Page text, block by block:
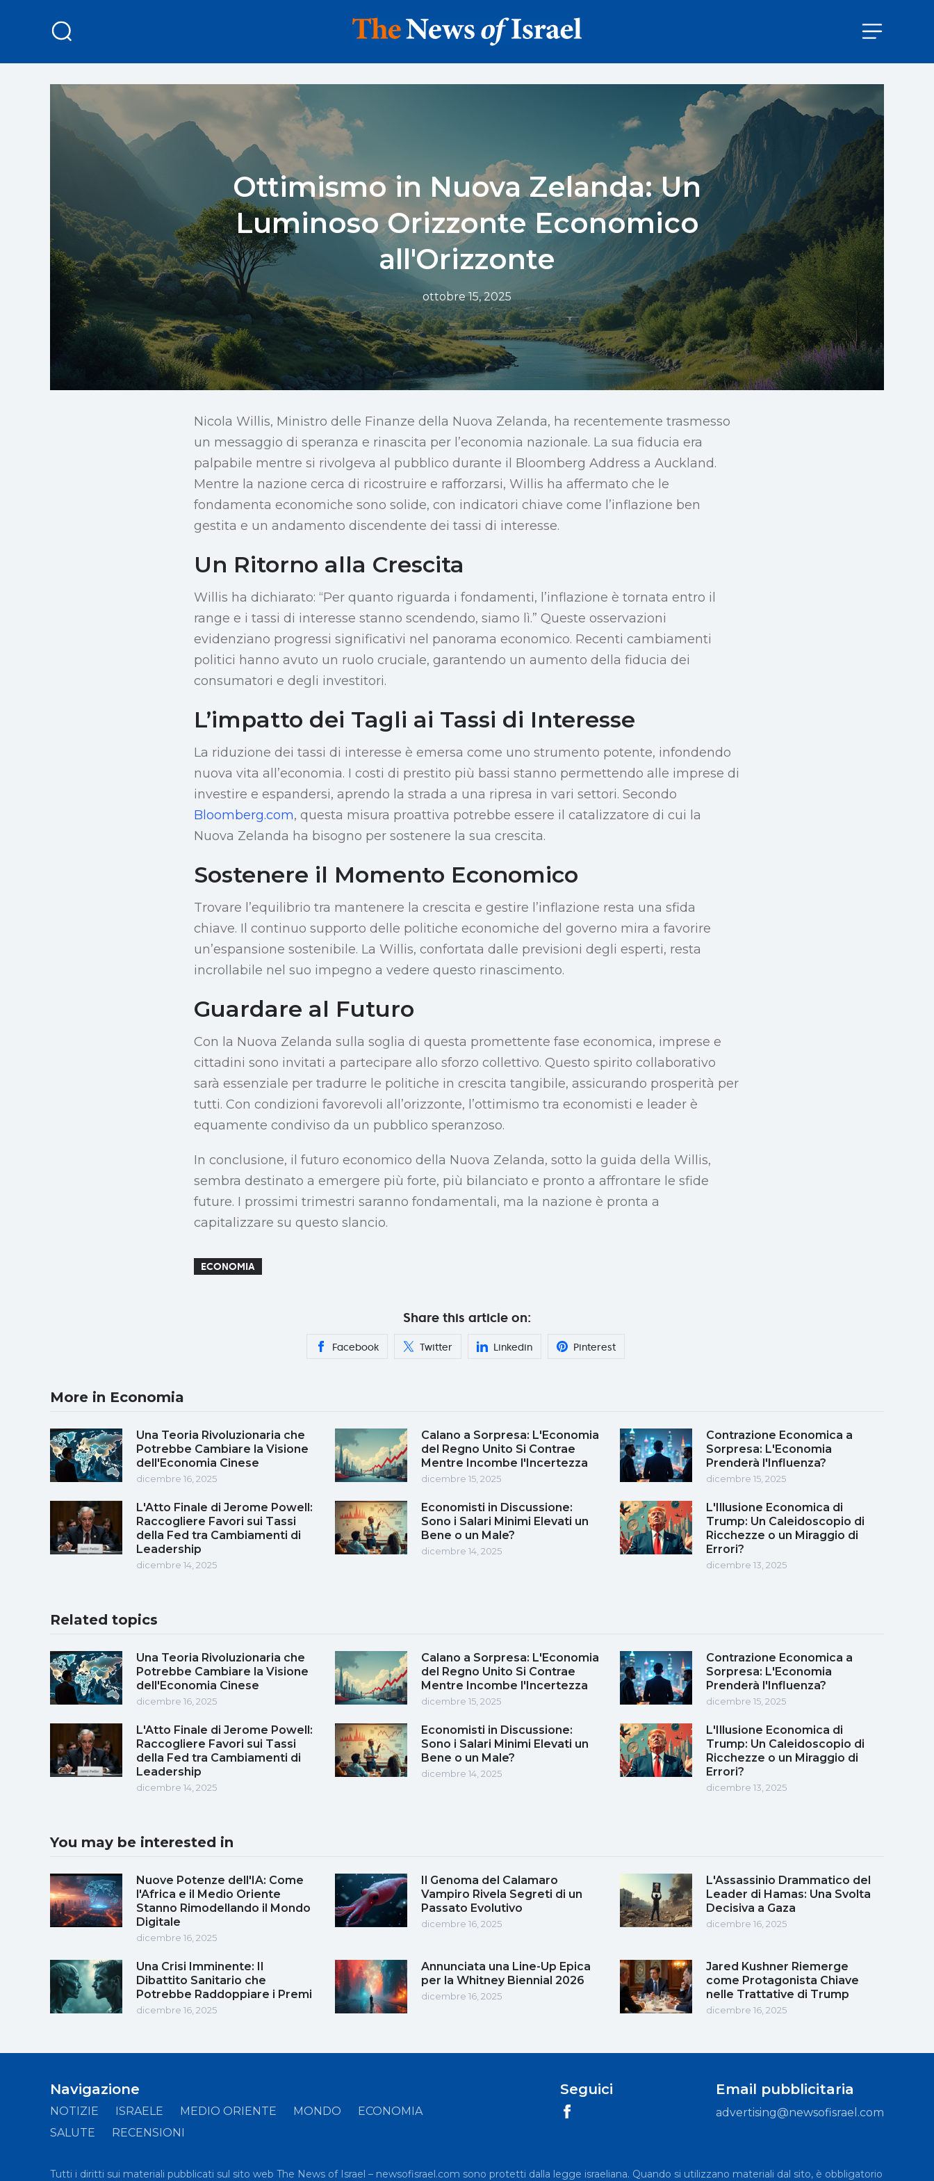
Ottimismo in Nuova Zelanda: Un
Luminoso Orizzonte Economico
all'Orizzonte
ottobre 15, 2025
Nicola Willis, Ministro delle Finanze della Nuova Zelanda, ha recentemente trasmesso
un messaggio di speranza e rinascita per l’economia nazionale. La sua fiducia era
palpabile mentre si rivolgeva al pubblico durante il Bloomberg Address a Auckland.
Mentre la nazione cerca di ricostruire e rafforzarsi, Willis ha affermato che le
fondamenta economiche sono solide, con indicatori chiave come l’inflazione ben
gestita e un andamento discendente dei tassi di interesse.
Un Ritorno alla Crescita
Willis ha dichiarato: “Per quanto riguarda i fondamenti, l’inflazione è tornata entro il
range e i tassi di interesse stanno scendendo, siamo lì.” Queste osservazioni
evidenziano progressi significativi nel panorama economico. Recenti cambiamenti
politici hanno avuto un ruolo cruciale, garantendo un aumento della fiducia dei
consumatori e degli investitori.
L’impatto dei Tagli ai Tassi di Interesse
La riduzione dei tassi di interesse è emersa come uno strumento potente, infondendo
nuova vita all’economia. I costi di prestito più bassi stanno permettendo alle imprese di
investire e espandersi, aprendo la strada a una ripresa in vari settori. Secondo
Bloomberg.com, questa misura proattiva potrebbe essere il catalizzatore di cui la
Nuova Zelanda ha bisogno per sostenere la sua crescita.
Sostenere il Momento Economico
Trovare l’equilibrio tra mantenere la crescita e gestire l’inflazione resta una sfida
chiave. Il continuo supporto delle politiche economiche del governo mira a favorire
un’espansione sostenibile. La Willis, confortata dalle previsioni degli esperti, resta
incrollabile nel suo impegno a vedere questo rinascimento.
Guardare al Futuro
Con la Nuova Zelanda sulla soglia di questa promettente fase economica, imprese e
cittadini sono invitati a partecipare allo sforzo collettivo. Questo spirito collaborativo
sarà essenziale per tradurre le politiche in crescita tangibile, assicurando prosperità per
tutti. Con condizioni favorevoli all’orizzonte, l’ottimismo tra economisti e leader è
equamente condiviso da un pubblico speranzoso.
In conclusione, il futuro economico della Nuova Zelanda, sotto la guida della Willis,
sembra destinato a emergere più forte, più bilanciato e pronto a affrontare le sfide
future. I prossimi trimestri saranno fondamentali, ma la nazione è pronta a
capitalizzare su questo slancio.
ECONOMIA
Share this article on:
Facebook Twitter Linkedin Pinterest
More in Economia
Una Teoria Rivoluzionaria che
Potrebbe Cambiare la Visione
dell'Economia Cinese
dicembre 16, 2025
Calano a Sorpresa: L'Economia
del Regno Unito Si Contrae
Mentre Incombe l'Incertezza
dicembre 15, 2025
Contrazione Economica a
Sorpresa: L'Economia
Prenderà l'Influenza?
dicembre 15, 2025
L'Atto Finale di Jerome Powell:
Raccogliere Favori sui Tassi
della Fed tra Cambiamenti di
Leadership
dicembre 14, 2025
Economisti in Discussione:
Sono i Salari Minimi Elevati un
Bene o un Male?
dicembre 14, 2025
L'Illusione Economica di
Trump: Un Caleidoscopio di
Ricchezze o un Miraggio di
Errori?
dicembre 13, 2025
Related topics
Una Teoria Rivoluzionaria che
Potrebbe Cambiare la Visione
dell'Economia Cinese
dicembre 16, 2025
Calano a Sorpresa: L'Economia
del Regno Unito Si Contrae
Mentre Incombe l'Incertezza
dicembre 15, 2025
Contrazione Economica a
Sorpresa: L'Economia
Prenderà l'Influenza?
dicembre 15, 2025
L'Atto Finale di Jerome Powell:
Raccogliere Favori sui Tassi
della Fed tra Cambiamenti di
Leadership
dicembre 14, 2025
Economisti in Discussione:
Sono i Salari Minimi Elevati un
Bene o un Male?
dicembre 14, 2025
L'Illusione Economica di
Trump: Un Caleidoscopio di
Ricchezze o un Miraggio di
Errori?
dicembre 13, 2025
You may be interested in
Nuove Potenze dell'IA: Come
l'Africa e il Medio Oriente
Stanno Rimodellando il Mondo
Digitale
dicembre 16, 2025
Il Genoma del Calamaro
Vampiro Rivela Segreti di un
Passato Evolutivo
dicembre 16, 2025
L'Assassinio Drammatico del
Leader di Hamas: Una Svolta
Decisiva a Gaza
dicembre 16, 2025
Una Crisi Imminente: Il
Dibattito Sanitario che
Potrebbe Raddoppiare i Premi
dicembre 16, 2025
Annunciata una Line-Up Epica
per la Whitney Biennial 2026
dicembre 16, 2025
Jared Kushner Riemerge
come Protagonista Chiave
nelle Trattative di Trump
dicembre 16, 2025
Navigazione
NOTIZIE ISRAELE MEDIO ORIENTE MONDO
ECONOMIA
SALUTE
RECENSIONI
Seguici Email pubblicitaria
advertising@newsofisrael.com
Tutti i diritti sui materiali pubblicati sul sito web The News of Israel – newsofisrael.com sono protetti dalla legge israeliana. Quando si utilizzano materiali dal sito, è obbligatorio